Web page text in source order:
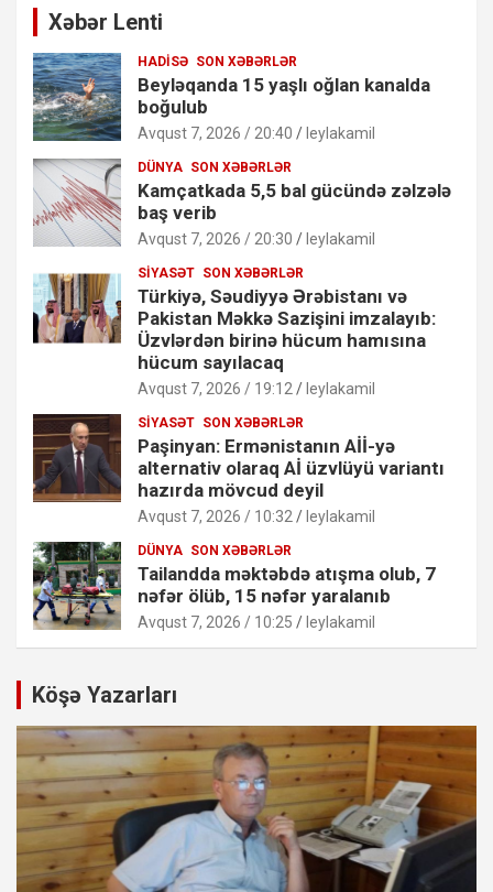
Xəbər Lenti
HADISƏ SON XƏBƏRLƏR
Beyləqanda 15 yaşlı oğlan kanalda
boğulub
Avqust 7, 2026 / 20:40 leylakamil
DÜNYA SON XƏBƏRLƏR
Kamçatkada 5,5 bal gücündə zəlzələ
baş verib
Avqust 7, 2026 / 20:30 leylakamil
SIYASƏT SON XƏBƏRLƏR
Türkiyə, Səudiyyə Ərəbistanı və
Pakistan Məkkə Sazişini imzalayıb:
Üzvlərdən birinə hücum hamısına
hücum sayılacaq
Avqust 7, 2026 / 19:12 leylakamil
SIYASƏT SON XƏBƏRLƏR
Paşinyan: Ermənistanın Aİİ-yə
alternativ olaraq Aİ üzvlüyü variantı
hazırda mövcud deyil
Avqust 7, 2026 / 10:32 leylakamil
DÜNYA SON XƏBƏRLƏR
Tailandda məktəbdə atışma olub, 7
nəfər ölüb, 15 nəfər yaralanıb
Avqust 7, 2026 / 10:25 leylakamil
Köşə Yazarları